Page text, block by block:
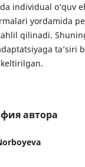
individual o‘quv
yordamida
qilinadi.
ta’siri
автора